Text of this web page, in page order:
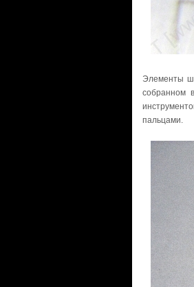
Элементы
собранном
пальцами.